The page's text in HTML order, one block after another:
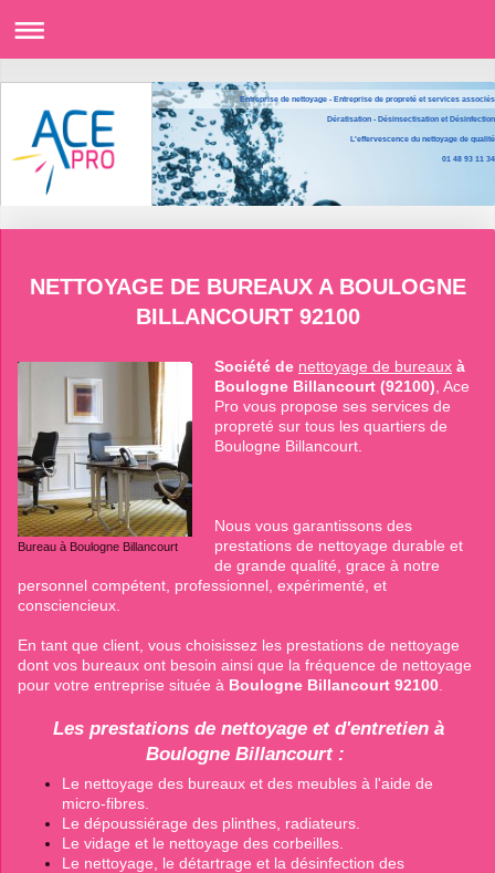
Entreprise de nettoyage - Entreprise de propreté et services associés
Dératisation - Désinsectisation et Désinfection
L'effervescence du nettoyage de qualité
01 48 93 11 34
NETTOYAGE DE BUREAUX A BOULOGNE
BILLANCOURT 92100
Bureau à Boulogne Billancourt
Société de nettoyage de bureaux à
Boulogne Billancourt (92100), Ace
Pro vous propose ses services de
propreté sur tous les quartiers de
Boulogne Billancourt.
Nous vous garantissons des
prestations de nettoyage durable et
de grande qualité, grace à notre
personnel compétent, professionnel, expérimenté, et
consciencieux.
En tant que client, vous choisissez les prestations de nettoyage
dont vos bureaux ont besoin ainsi que la fréquence de nettoyage
pour votre entreprise située à Boulogne Billancourt 92100.
Les prestations de nettoyage et d'entretien à
Boulogne Billancourt :
Le nettoyage des bureaux et des meubles à l'aide de
micro-fibres.
Le dépoussiérage des plinthes, radiateurs.
Le vidage et le nettoyage des corbeilles.
Le nettoyage, le détartrage et la désinfection des